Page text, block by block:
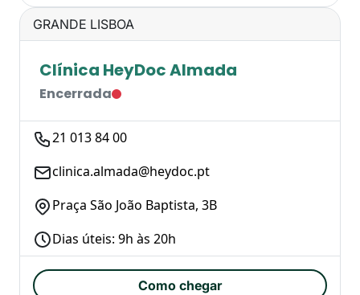
GRANDE LISBOA
Clínica HeyDoc Almada
Encerrada
21 013 84 00
clinica.almada@heydoc.pt
Praça São João Baptista, 3B
Dias úteis: 9h às 20h
Como chegar